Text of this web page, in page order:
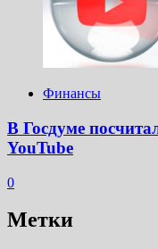
Финансы
В Госдуме
YouTube
0
Метки